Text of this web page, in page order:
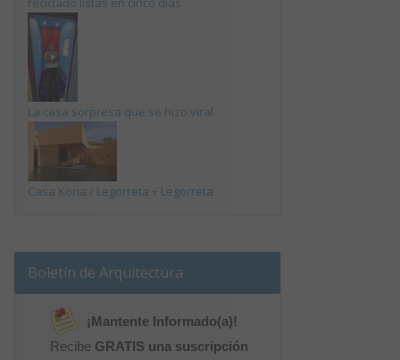
La casa sorpresa que se hizo viral
Casa Kona / Legorreta + Legorreta
Boletín de Arquitectura
¡Mantente Informado(a)!
Recibe GRATIS una suscripción